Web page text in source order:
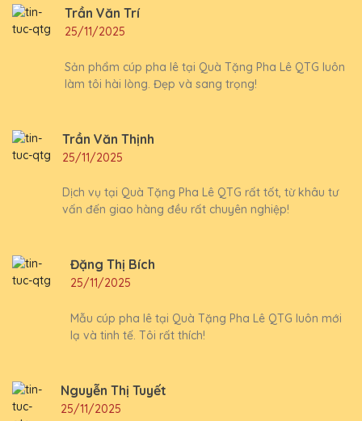
Trần Văn Trí
25/11/2025
Sản phẩm cúp pha lê tại Quà Tặng Pha Lê QTG luôn
làm tôi hài lòng. Đẹp và sang trọng!
Trần Văn Thịnh
25/11/2025
Dịch vụ tại Quà Tặng Pha Lê QTG rất tốt, từ khâu tư
vấn đến giao hàng đều rất chuyên nghiệp!
Đặng Thị Bích
25/11/2025
Mẫu cúp pha lê tại Quà Tặng Pha Lê QTG luôn mới
lạ và tinh tế. Tôi rất thích!
Nguyễn Thị Tuyết
25/11/2025